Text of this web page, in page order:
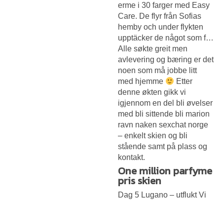
erme i 30 farger med Easy
Care. De flyr från Sofias
hemby och under flykten
upptäcker de något som f…
Alle søkte greit men
avlevering og bæring er det
noen som må jobbe litt
med hjemme
Etter
denne økten gikk vi
igjennom en del bli øvelser
med bli sittende bli marion
ravn naken sexchat norge
– enkelt skien og bli
stående samt på plass og
kontakt.
One million parfyme
pris skien
Dag 5 Lugano – utflukt Vi